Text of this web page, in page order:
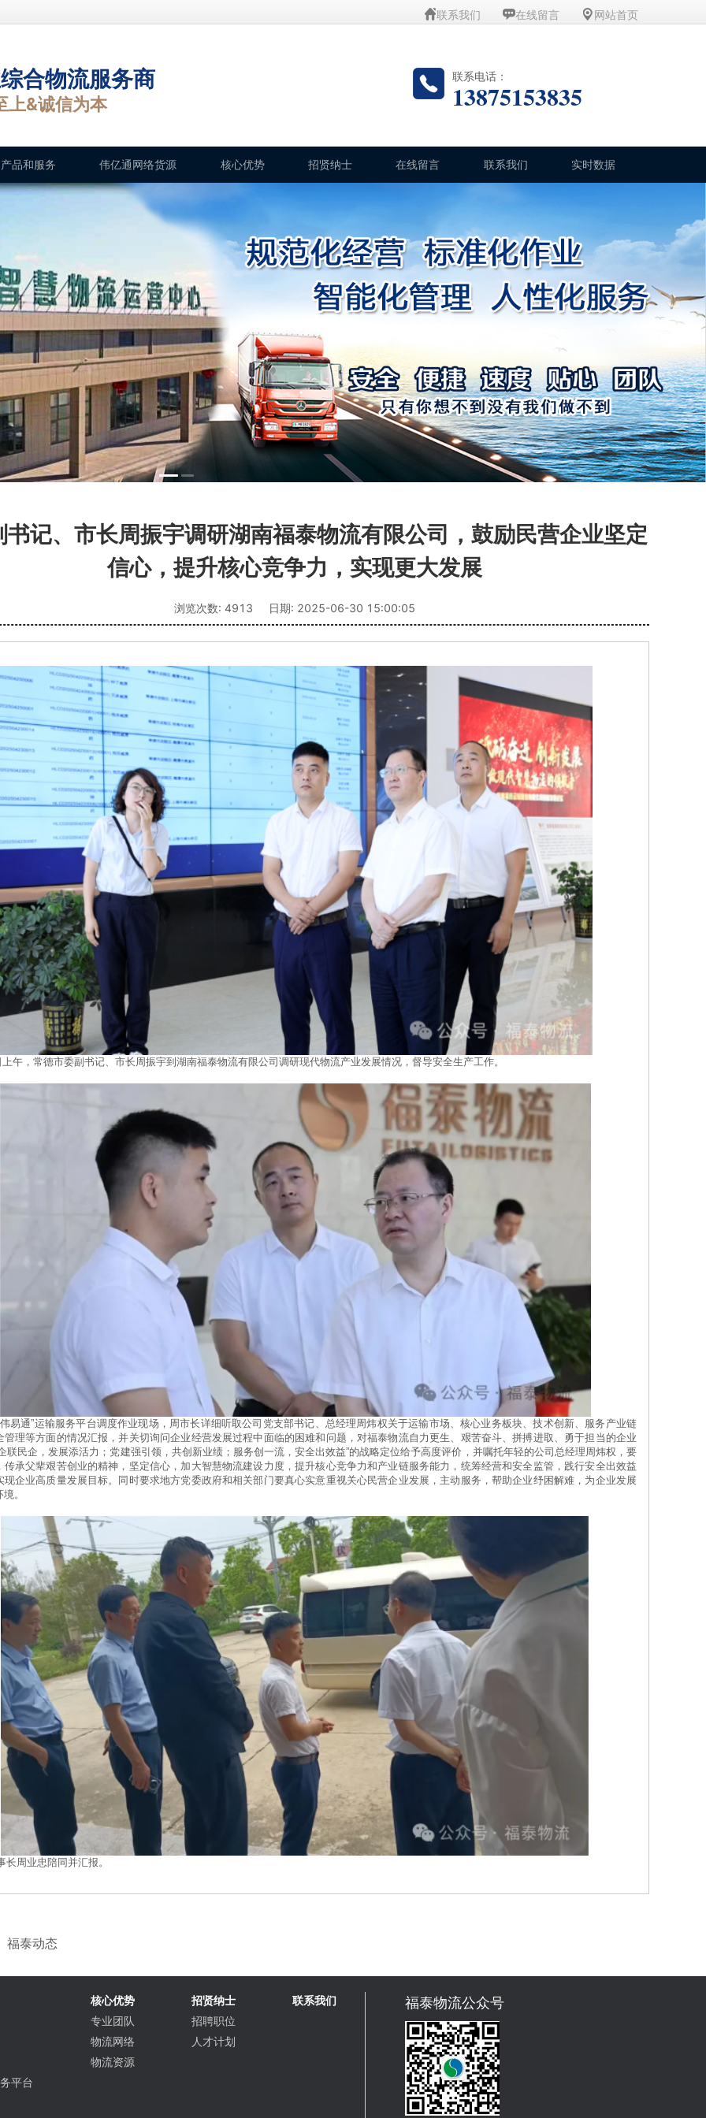
联系我们 在线留言 网站首页
合物流服务商
上&诚信为本
联系电话：
13875153835
产品和服务 伟亿通网络货源 核心优势 招贤纳士 在线留言 联系我们 实时数据
书记、市长周振宇调研湖南福泰物流有限公司，鼓励民营企业坚定
信心，提升核心竞争力，实现更大发展
浏览次数: 4913 日期: 2025-06-30 15:00:05
上午，常德市委副书记、市长周振宇到湖南福泰物流有限公司调研现代物流产业发展情况，督导安全生产工作。
管理等方面的情况汇报，并关切询问企业经营发展过程中面临的困难和问题，对福泰物流自力更生、艰苦奋斗、拼搏进取、勇于担当的企业
联民企，发展添活力；党建强引领，共创新业绩；服务创一流，安全出效益”的战略定位给予高度评价，并嘱托年轻的公司总经理周炜权，要
传承父辈艰苦创业的精神，坚定信心，加大智慧物流建设力度，提升核心竞争力和产业链服务能力，统筹经营和安全监管，践行安全出效益
现企业高质量发展目标。同时要求地方党委政府和相关部门要真心实意重视关心民营企业发展，主动服务，帮助企业纾困解难，为企业发展
。
长周业忠陪同并汇报。
福泰动态
平台
核心优势
专业团队
物流网络
物流资源
招贤纳士
招聘职位
人才计划
联系我们 福泰物流公众号